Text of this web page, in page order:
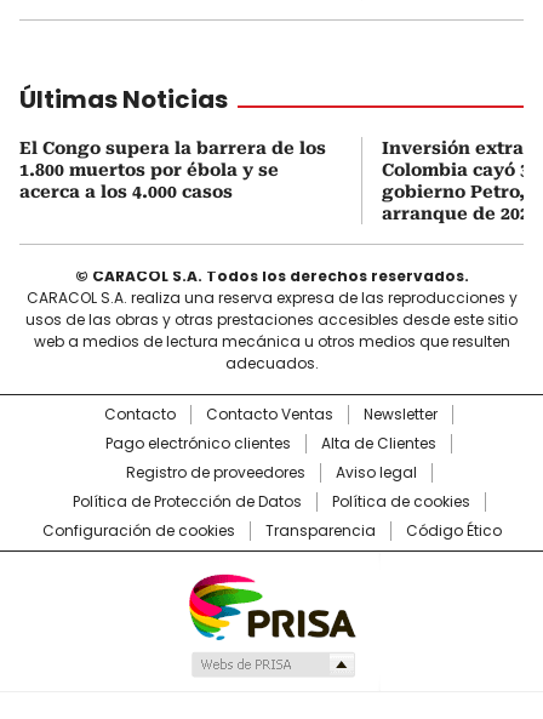
Últimas Noticias
El Congo supera la barrera de los
1.800 muertos por ébola y se
acerca a los 4.000 casos
Inversión
Colombia cayó
gobierno Petro,
arranque de 2026
© CARACOL S.A. Todos los derechos reservados.
CARACOL S.A. realiza una reserva expresa de las reproducciones y
usos de las obras y otras prestaciones accesibles desde este sitio
web a medios de lectura mecánica u otros medios que resulten
adecuados.
Contacto Contacto Ventas
Newsletter
Pago electrónico clientes
Alta de Clientes
Registro de proveedores
Aviso legal
Política de Protección de Datos
Política de cookies
Configuración de cookies
Transparencia Código Ético